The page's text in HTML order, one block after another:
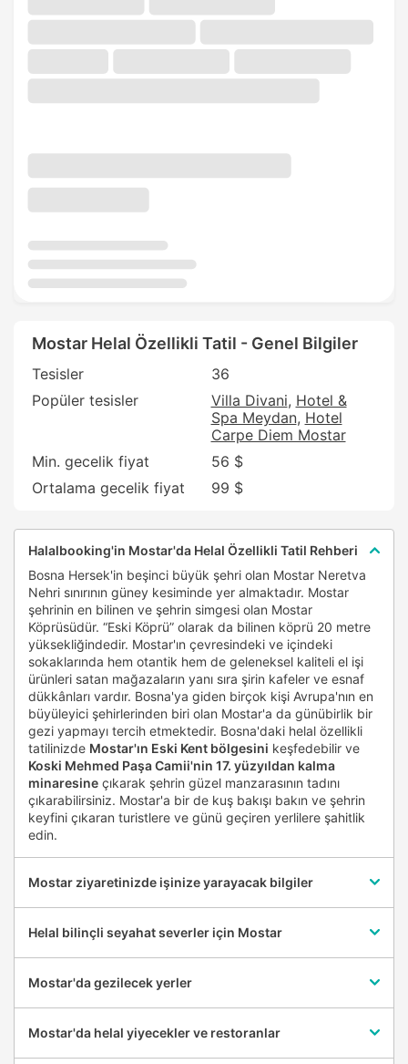
Mostar Helal Özellikli Tatil - Genel Bilgiler
Tesisler
36
Popüler tesisler
Villa Divani Hotel &
Spa Meydan Hotel
Carpe Diem Mostar
Min. gecelik fiyat
56 $
Ortalama gecelik fiyat
99 $
Halalbooking'in Mostar'da Helal Özellikli Tatil Rehberi
Bosna Hersek'in beşinci büyük şehri olan Mostar Neretva
Nehri sınırının güney kesiminde yer almaktadır. Mostar
şehrinin en bilinen ve şehrin simgesi olan Mostar
Köprüsüdür. “Eski Köprü” olarak da bilinen köprü 20 metre
yüksekliğindedir. Mostar'ın çevresindeki ve içindeki
sokaklarında hem otantik hem de geleneksel kaliteli el işi
ürünleri satan mağazaların yanı sıra şirin kafeler ve esnaf
dükkânları vardır. Bosna'ya giden birçok kişi Avrupa'nın en
büyüleyici şehirlerinden biri olan Mostar'a da günübirlik bir
gezi yapmayı tercih etmektedir. Bosna'daki helal özellikli
tatilinizde Mostar'ın Eski Kent bölgesini keşfedebilir ve
Koski Mehmed Paşa Camii'nin 17. yüzyıldan kalma
minaresine çıkarak şehrin güzel manzarasının tadını
çıkarabilirsiniz. Mostar'a bir de kuş bakışı bakın ve şehrin
keyfini çıkaran turistlere ve günü geçiren yerlilere şahitlik
edin.
Mostar ziyaretinizde işinize yarayacak bilgiler
Helal bilinçli seyahat severler için Mostar
Mostar'da gezilecek yerler
Mostar'da helal yiyecekler ve restoranlar